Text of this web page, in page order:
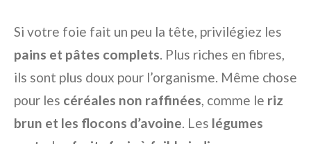
Si votre foie fait un peu la tête, privilégiez les
pains et pâtes complets. Plus riches en fibres,
ils sont plus doux pour l’organisme. Même chose
pour les céréales non raffinées, comme le riz
brun et les flocons d’avoine. Les légumes